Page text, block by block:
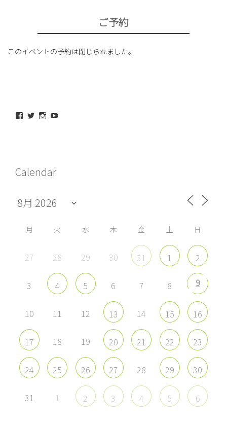
ご予約
このイベントの予約は閉じられました。
maeda_kazuaki@me.com
ィ
ー
を
Facebook
示
maedakazuaki
さ
ィ
ー
を
Twitter
maede_kazuaki
ィ
ー
を
Instagram
YouTube
示
Calendar
月 火 水 木 金 土 日
27 28 29 30 31 1 2
3 4 5 6 7 8 9
10 11 12 13 14 15 16
17 18 19 20 21 22 23
24 25 26 27 28 29 30
31 1 2 3 4 5 6